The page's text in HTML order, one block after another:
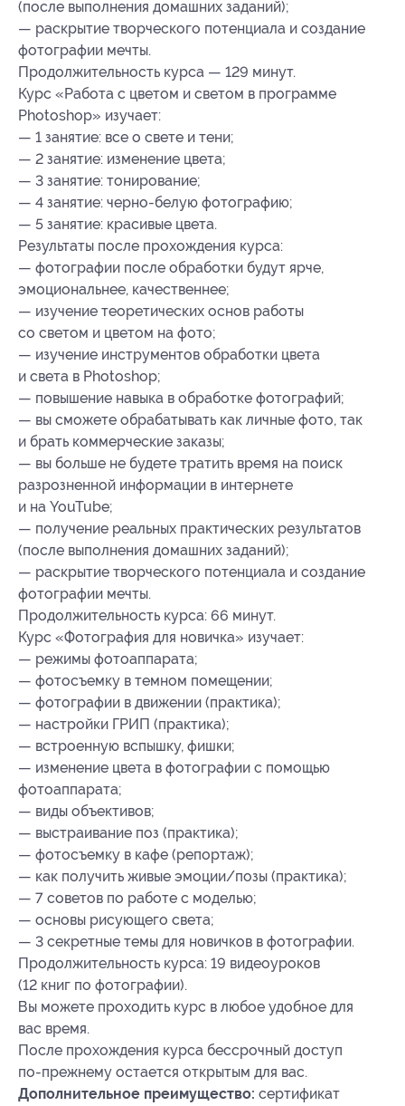
(после выполнения домашних заданий);
— раскрытие творческого потенциала и создание
фотографии мечты.
Продолжительность курса — 129 минут.
Курс «Работа с цветом и светом в программе
Photoshop» изучает:
— 1 занятие: все о свете и тени;
— 2 занятие: изменение цвета;
— 3 занятие: тонирование;
— 4 занятие: черно-белую фотографию;
— 5 занятие: красивые цвета.
Результаты после прохождения курса:
— фотографии после обработки будут ярче,
эмоциональнее, качественнее;
— изучение теоретических основ работы
со светом и цветом на фото;
— изучение инструментов обработки цвета
и света в Photoshop;
— повышение навыка в обработке фотографий;
— вы сможете обрабатывать как личные фото, так
и брать коммерческие заказы;
— вы больше не будете тратить время на поиск
разрозненной информации в интернете
и на YouTube;
— получение реальных практических результатов
(после выполнения домашних заданий);
— раскрытие творческого потенциала и создание
фотографии мечты.
Продолжительность курса: 66 минут.
Курс «Фотография для новичка» изучает:
— режимы фотоаппарата;
— фотосъемку в темном помещении;
— фотографии в движении (практика);
— настройки ГРИП (практика);
— встроенную вспышку, фишки;
— изменение цвета в фотографии с помощью
фотоаппарата;
— виды объективов;
— выстраивание поз (практика);
— фотосъемку в кафе (репортаж);
— как получить живые эмоции/позы (практика);
— 7 советов по работе с моделью;
— основы рисующего света;
— 3 секретные темы для новичков в фотографии.
Продолжительность курса: 19 видеоуроков
(12 книг по фотографии).
Вы можете проходить курс в любое удобное для
вас время.
После прохождения курса бессрочный доступ
по-прежнему остается открытым для вас.
Дополнительное преимущество: сертификат